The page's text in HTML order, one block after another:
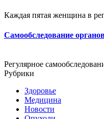
Каждая пятая женщина в
Самообследование
Регулярное
Рубрики
Здоровье
Медицина
Новости